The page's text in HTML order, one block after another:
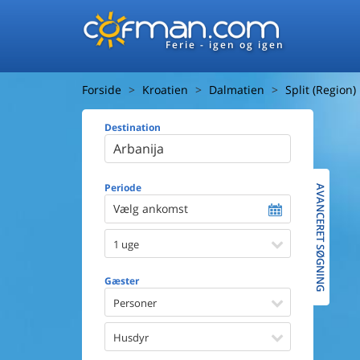
Ferie - igen og igen
Forside Kroatien Dalmatien Split (Region)
Destination
Periode
Vælg ankomst
1 uge
Gæster
Personer
Husdyr
Afstand til
Udsigt til
Faciliteter
Spa
AVANCERET SØGNING